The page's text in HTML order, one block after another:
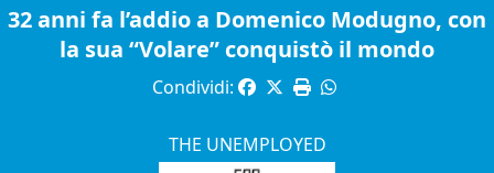
32 anni fa l’addio a Domenico Modugno, con
la sua “Volare” conquistò il mondo
Condividi:
THE UNEMPLOYED